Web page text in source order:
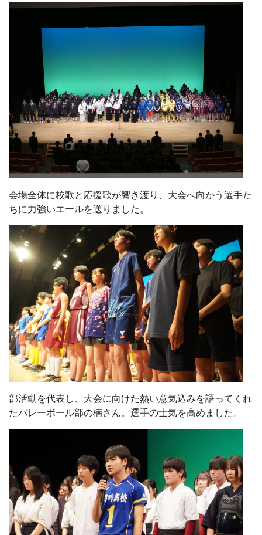
ちに力強いエールを送りました。
部活動を代表し、大会に向けた熱い意気込みを語ってくれ
たバレーボール部の楠さん。選手の士気を高めました。
壮行式に続き、PTA総会および学年懇談会が開催されまし
学校と家庭が連携し、生徒の成長を支えていくための貴重
な情報共有の場となりました。